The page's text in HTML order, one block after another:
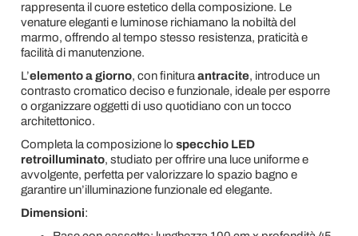
rappresenta il cuore estetico della composizione. Le
venature eleganti e luminose richiamano la nobiltà del
marmo, offrendo al tempo stesso resistenza, praticità e
facilità di manutenzione.
L’elemento a giorno, con finitura antracite, introduce un
contrasto cromatico deciso e funzionale, ideale per esporre
o organizzare oggetti di uso quotidiano con un tocco
architettonico.
Completa la composizione lo specchio LED
retroilluminato, studiato per offrire una luce uniforme e
avvolgente, perfetta per valorizzare lo spazio bagno e
garantire un’illuminazione funzionale ed elegante.
Dimensioni: